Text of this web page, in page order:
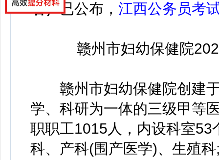
名）已公布， 江西公务员考
赣州市妇幼保健院
赣州市妇幼保健院创建于
学、科研为一体的三级甲等
职职工1015人，内设科室53
科、产科(围产医学)、生殖